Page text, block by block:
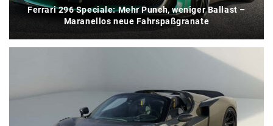
Ferrari 296 Speciale: Mehr Punch, weniger Ballast –
Maranellos neue Fahrspaßgranate